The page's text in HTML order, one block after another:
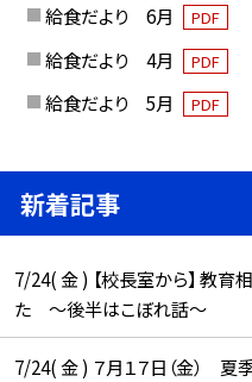
給食だより 6月
PDF
給食だより 4月 PDF
給食だより 5月 PDF
新着記事
7/24( 金 ) 【校長室から】 教育
た ～後半はこぼれ話～
7/24( 金 ) ７月１７日（金） 夏